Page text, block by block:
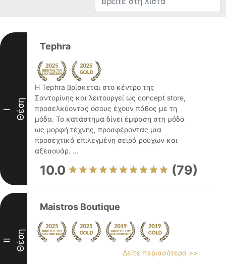
I Θέση
Tephra
Η Tephra βρίσκεται στο κέντρο της
Σαντορίνης και λειτουργεί ως concept store,
προσελκύοντας όσους έχουν πάθος με τη
μόδα. Το κατάστημα δίνει έμφαση στη μόδα
ως μορφή τέχνης, προσφέροντας μια
προσεχτικά επιλεγμένη σειρά ρούχων και
αξεσουάρ. ...
10.0 (79)
II Θέση
Maistros Boutique
Δείτε περισσότερα >>